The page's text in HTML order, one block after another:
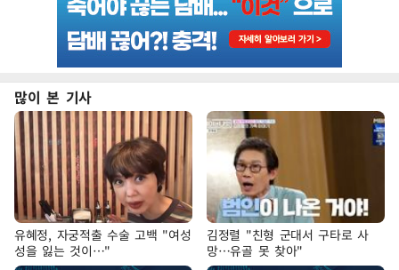
많이 본 기사
유혜정, 자궁적출 수술 고백 "여성
성을 잃는 것이…"
김정렬 "친형 군대서 구타로 사
망…유골 못 찾아"